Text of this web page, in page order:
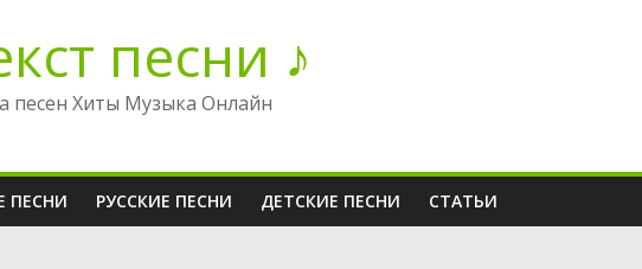
песни ♪
песен Хиты Музыка Онлайн
ПЕСНИ РУССКИЕ ПЕСНИ ДЕТСКИЕ ПЕСНИ СТАТЬИ